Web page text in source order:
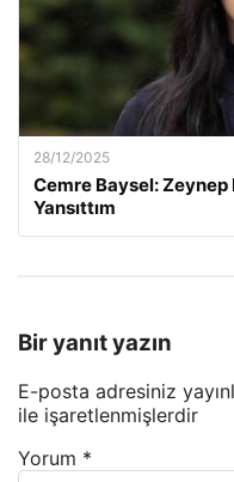
28/12/2025
Cemre Baysel:
Yansıttım
Bir yanıt yazın
E-posta adresiniz
ile işaretlenmişlerdir
Yorum *